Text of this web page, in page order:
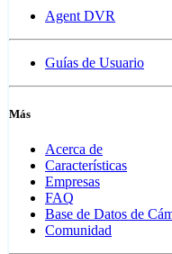
Agent DVR
Guías de Usuario
Más
Acerca de
Características
Empresas
FAQ
Base de Datos de
Comunidad